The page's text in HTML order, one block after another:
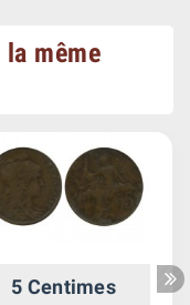
même
5 Centimes